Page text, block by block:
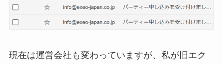
現在は運営会社も変わっていますが、私が旧エク